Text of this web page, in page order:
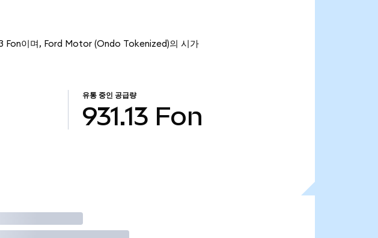
Fon이며, Ford Motor (Ondo Tokenized)의 시가
유통 중인 공급량
931.13 Fon
래